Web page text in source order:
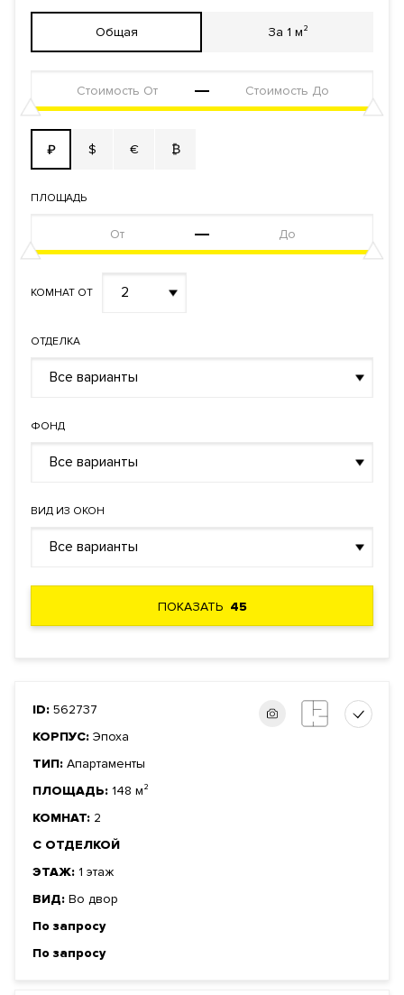
Фонд Апартаменты
Общая За 1 м²
₽ $ € ₿
ПЛОЩАДЬ
КОМНАТ ОТ 2
ОТДЕЛКА
Все варианты
ФОНД
Все варианты
ВИД ИЗ ОКОН
Все варианты
ПОКАЗАТЬ45
ID: 562737
КОРПУС: Эпоха
ТИП: Апартаменты
ПЛОЩАДЬ: 148 м²
КОМНАТ: 2
С ОТДЕЛКОЙ
ЭТАЖ: 1 этаж
ВИД: Во двор
По запросу
По запросу